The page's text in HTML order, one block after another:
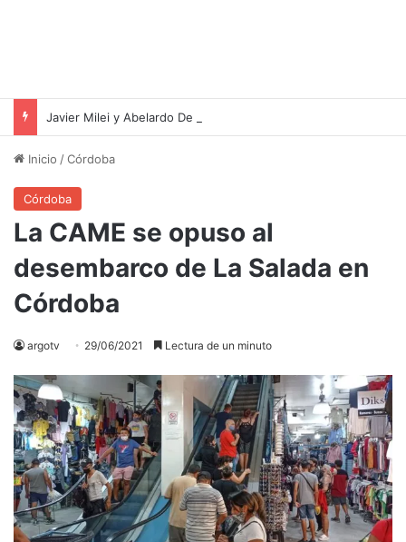
Inicio /Córdoba
Córdoba
La CAME se opuso al
desembarco de La Salada en
Córdoba
argotv 29/06/2021 Lectura de un minuto